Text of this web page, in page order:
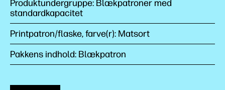
Produktundergruppe: Blækpatroner med
standardkapacitet
Printpatron/flaske, farve(r): Matsort
Pakkens indhold: Blækpatron